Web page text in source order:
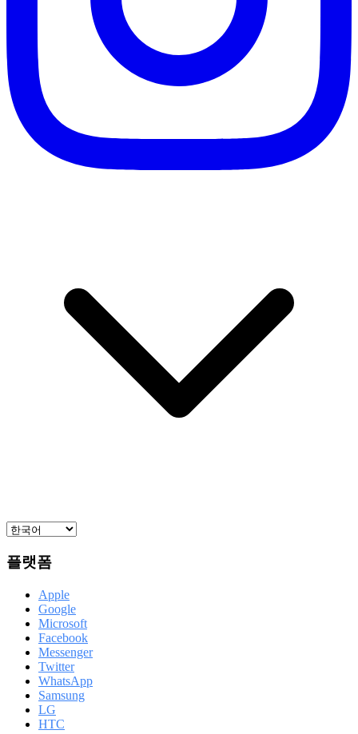
플랫폼
Apple
Google
Microsoft
Facebook
Messenger
Twitter
WhatsApp
Samsung
LG
HTC